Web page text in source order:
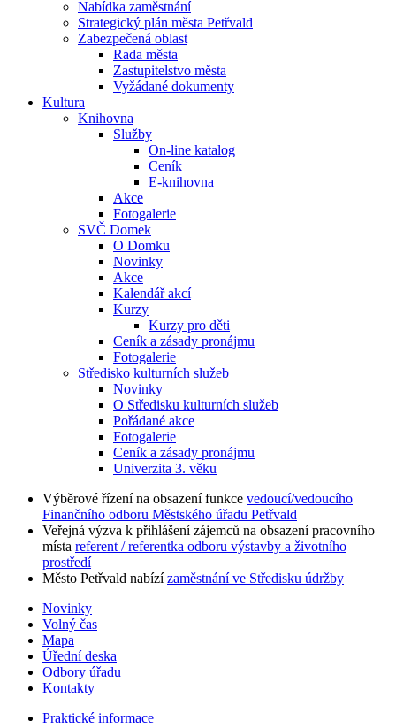
Nabídka zaměstnání
Strategický plán města Petřvald
Zabezpečená oblast
Rada města
Zastupitelstvo města
Vyžádané dokumenty
Kultura
Knihovna
Služby
On-line katalog
Ceník
E-knihovna
Akce
Fotogalerie
SVČ Domek
O Domku
Novinky
Akce
Kalendář akcí
Kurzy
Kurzy pro děti
Ceník a zásady pronájmu
Fotogalerie
Středisko kulturních služeb
Novinky
O Středisku kulturních služeb
Pořádané akce
Fotogalerie
Ceník a zásady pronájmu
Univerzita 3. věku
Výběrové řízení na obsazení funkce vedoucí/vedoucího
Finančního odboru Městského úřadu Petřvald
Veřejná výzva k přihlášení zájemců na obsazení pracovního
místa referent / referentka odboru výstavby a životního
prostředí
Město Petřvald nabízízaměstnání ve Středisku údržby
Novinky
Volný čas
Mapa
Úřední deska
Odbory úřadu
Kontakty
Praktické informace